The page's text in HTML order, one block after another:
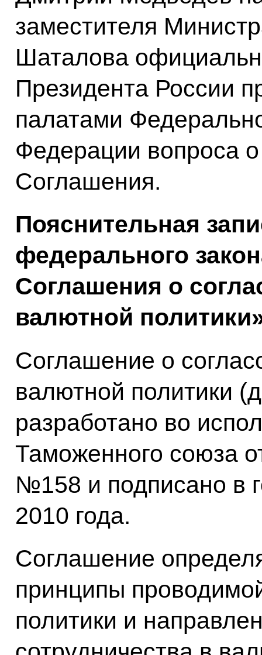
заместителя
Шаталова
Президента России
палатами
Федерации вопроса
Соглашения.
Пояснительная
федерального
Соглашения о
валютной
Соглашение о
валютной политики
разработано во
Таможенного союза
№158 и подписано в
2010 года.
Соглашение
принципы
политики и